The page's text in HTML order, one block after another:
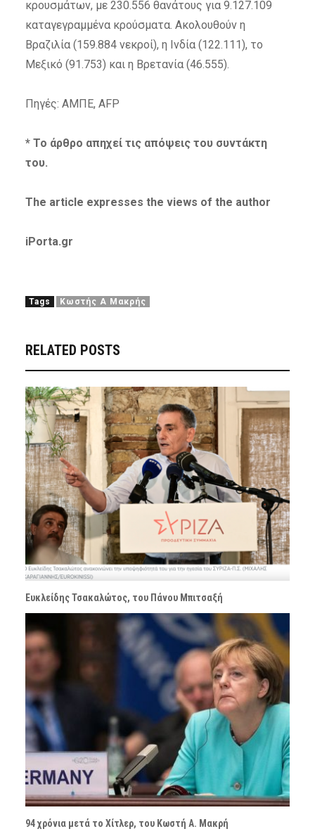
κρουσμάτων, με 230.556 θανάτους για 9.127.109
καταγεγραμμένα κρούσματα. Ακολουθούν η
Βραζιλία (159.884 νεκροί), η Ινδία (122.111), το
Μεξικό (91.753) και η Βρετανία (46.555).
Πηγές: ΑΜΠΕ, AFP
* Το άρθρο απηχεί τις απόψεις του συντάκτη
του.
The article expresses the views of the author
iPorta.gr
Tags Κωστής Α Μακρής
RELATED POSTS
Ευκλείδης Τσακαλώτος, του Πάνου Μπιτσαξή
94 χρόνια μετά το Χίτλερ, του Κωστή Α. Μακρή